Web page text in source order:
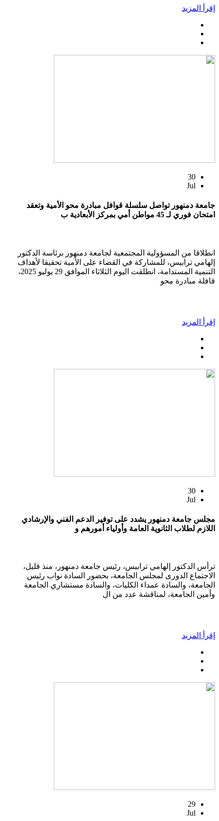
إقرأ المزيد
30
Jul
جامعة دمنهور تواصل سلسلة قوافل مبادرة محو الأمية وتعقد
امتحان فوري لـ 45 مواطن أمي بمركز الأبعادية ب
انطلاقا من المسؤولية المجتمعية لجامعة دمنهور برئاسة الدكتور
إلهامي ترابيس، للمشاركة في القضاء على الأمية تحقيقا لأهداف
التنمية المستدامة، انطلقت اليوم الثلاثاء الموافق 29 يوليو 2025،
قافلة مبادرة محو
إقرأ المزيد
30
Jul
مجلس جامعة دمنهور يشدد على توفير الدعم الفني والإرشادي
اللازم لطلاب الثانوية العامة وأولياء أمورهم و
ترأس الدكتور إلهامي ترابيس، رئيس جامعة دمنهور، منذ قليل،
الاجتماع الدورى لمجلس الجامعة، بحضور السادة نواب رئيس
الجامعة، والسادة عمداء الكليات، والسادة مستشاري الجامعة
وأمين الجامعة، لمناقشة عدد من ال
إقرأ المزيد
29
Jul